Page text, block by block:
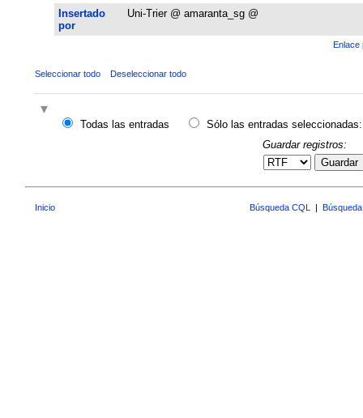
Insertado
por
Uni-Trier @ amaranta_sg @
Enlace
Seleccionar todo Deseleccionar todo
Todas las entradas
Sólo las entradas seleccionadas:
Guardar registros:
Guardar
Inicio Búsqueda CQL